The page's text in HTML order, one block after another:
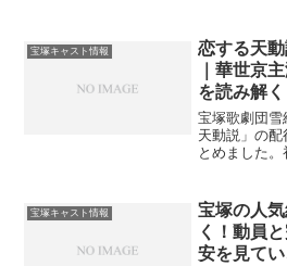
宝塚キャスト情報
恋する天
｜華世京
を読み解く
宝塚歌劇団雪
天動説」の配
とめました。
ャストの役柄
必見の内容と
や振り返り
ます。
宝塚キャスト情報
宝塚の人
く！動員
安を見てい